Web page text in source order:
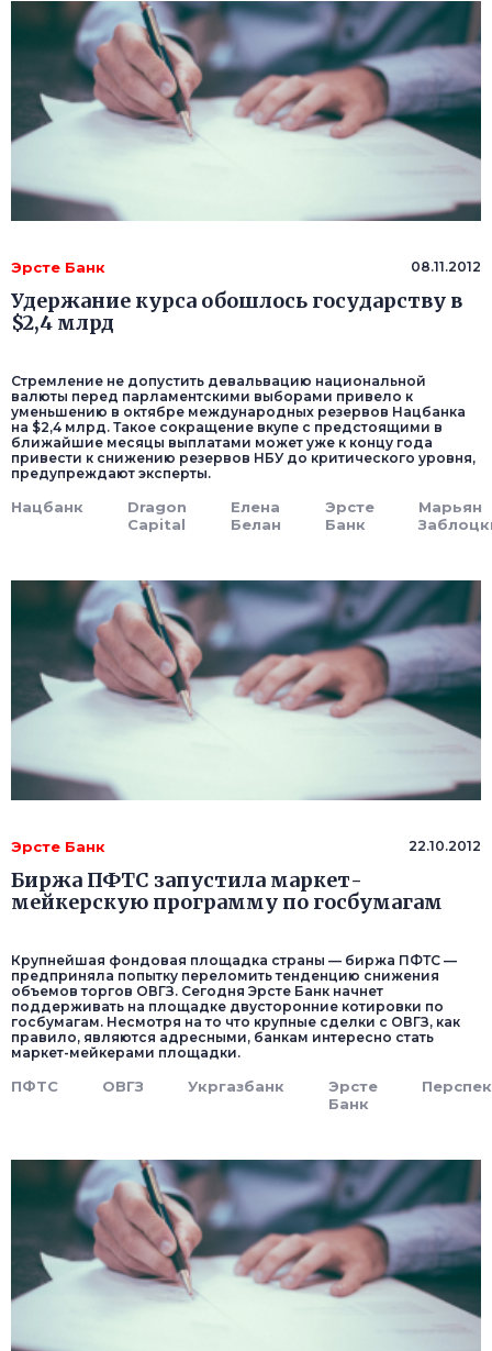
Эрсте Банк 08.11.2012
Удержание курса обошлось государству в
$2,4 млрд
Стремление не допустить девальвацию национальной
валюты перед парламентскими выборами привело к
уменьшению в октябре международных резервов Нацбанка
на $2,4 млрд. Такое сокращение вкупе с предстоящими в
ближайшие месяцы выплатами может уже к концу года
привести к снижению резервов НБУ до критического уровня,
предупреждают эксперты.
Нацбанк
Dragon
Capital
Елена
Белан
Эрсте
Банк
Марьян
Эрсте Банк 22.10.2012
Биржа ПФТС запустила маркет-
мейкерскую программу по госбумагам
Крупнейшая фондовая площадка страны — биржа ПФТС —
предприняла попытку переломить тенденцию снижения
объемов торгов ОВГЗ. Сегодня Эрсте Банк начнет
поддерживать на площадке двусторонние котировки по
госбумагам. Несмотря на то что крупные сделки с ОВГЗ, как
правило, являются адресными, банкам интересно стать
маркет-мейкерами площадки.
ПФТС ОВГЗ Укргазбанк
Эрсте
Банк